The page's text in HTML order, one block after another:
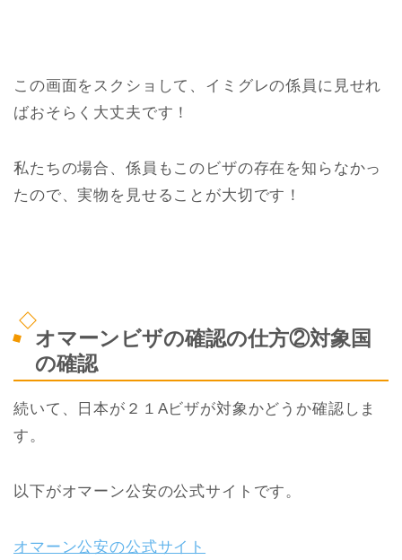
この画面をスクショして、イミグレの係員に見せれ
ばおそらく大丈夫です！
私たちの場合、係員もこのビザの存在を知らなかっ
たので、実物を見せることが大切です！
オマーンビザの確認の仕方②対象国
の確認
続いて、日本が２１Aビザが対象かどうか確認しま
す。
以下がオマーン公安の公式サイトです。
オマーン公安の公式サイト